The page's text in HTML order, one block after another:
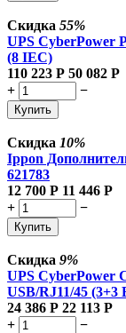
Скидка 55%
UPS CyberPower
(8 IEC)
110 223 Р 50 082 Р
+
−
Купить
Скидка 10%
Ippon
621783
12 700 Р 11 446 Р
+
−
Купить
Скидка 9%
UPS CyberPower
USB/RJ11/45 (3+3
24 386 Р 22 113 Р
+
−